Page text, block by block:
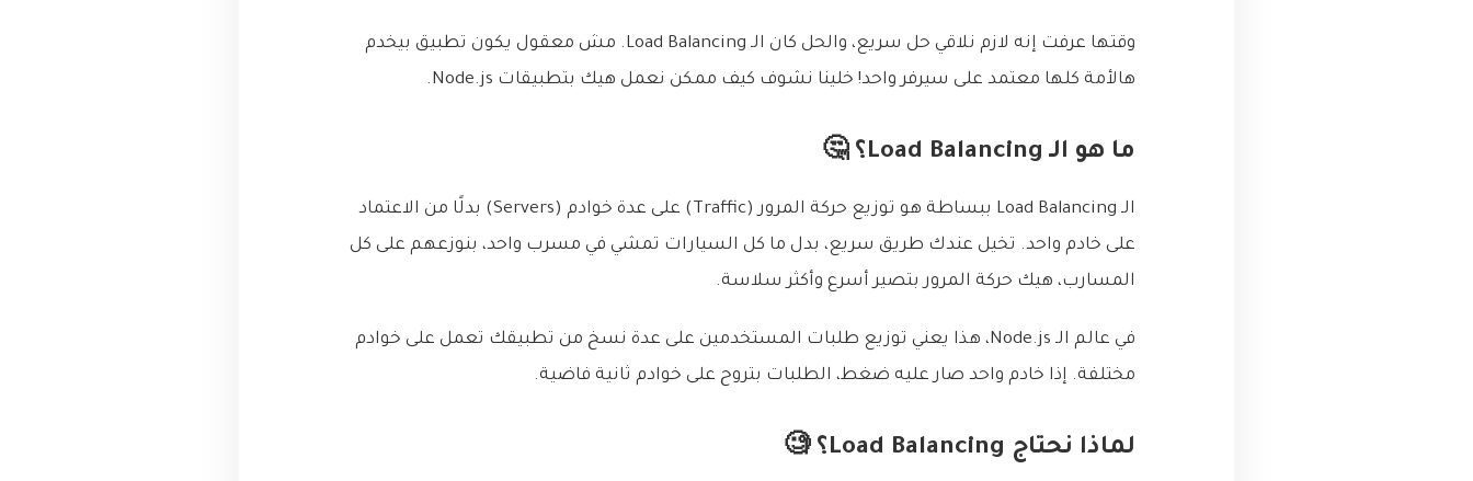
وقتها عرفت إنه لازم نلاقي حل سريع، والحل كان الـ Load Balancing. مش معقول يكون تطبيق بيخدم
هالأمة كلها معتمد على سيرفر واحد! خلينا نشوف كيف ممكن نعمل هيك بتطبيقات Node.js.
ما هو الـ Load Balancing؟ 🤔
الـ Load Balancing ببساطة هو توزيع حركة المرور (Traffic) على عدة خوادم (Servers) بدلًا من الاعتماد
على خادم واحد. تخيل عندك طريق سريع، بدل ما كل السيارات تمشي في مسرب واحد، بنوزعهم على كل
المسارب، هيك حركة المرور بتصير أسرع وأكثر سلاسة.
في عالم الـ Node.js، هذا يعني توزيع طلبات المستخدمين على عدة نسخ من تطبيقك تعمل على خوادم
مختلفة. إذا خادم واحد صار عليه ضغط، الطلبات بتروح على خوادم ثانية فاضية.
لماذا نحتاج Load Balancing؟ 🧐